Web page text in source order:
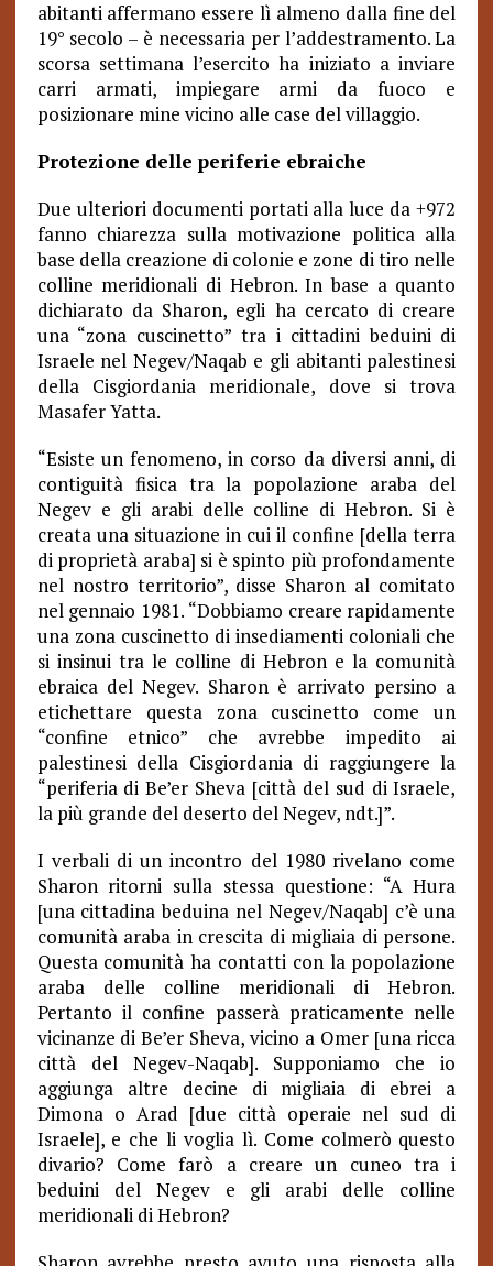
abitanti affermano essere lì almeno dalla fine del
19° secolo – è necessaria per l’addestramento. La
scorsa settimana l’esercito ha iniziato a inviare
carri armati, impiegare armi da fuoco e
posizionare mine vicino alle case del villaggio.
Protezione delle periferie ebraiche
Due ulteriori documenti portati alla luce da +972
fanno chiarezza sulla motivazione politica alla
base della creazione di colonie e zone di tiro nelle
colline meridionali di Hebron. In base a quanto
dichiarato da Sharon, egli ha cercato di creare
una “zona cuscinetto” tra i cittadini beduini di
Israele nel Negev/Naqab e gli abitanti palestinesi
della Cisgiordania meridionale, dove si trova
Masafer Yatta.
“Esiste un fenomeno, in corso da diversi anni, di
contiguità fisica tra la popolazione araba del
Negev e gli arabi delle colline di Hebron. Si è
creata una situazione in cui il confine [della terra
di proprietà araba] si è spinto più profondamente
nel nostro territorio”, disse Sharon al comitato
nel gennaio 1981. “Dobbiamo creare rapidamente
una zona cuscinetto di insediamenti coloniali che
si insinui tra le colline di Hebron e la comunità
ebraica del Negev. Sharon è arrivato persino a
etichettare questa zona cuscinetto come un
“confine etnico” che avrebbe impedito ai
palestinesi della Cisgiordania di raggiungere la
“periferia di Be’er Sheva [città del sud di Israele,
la più grande del deserto del Negev, ndt.]”.
I verbali di un incontro del 1980 rivelano come
Sharon ritorni sulla stessa questione: “A Hura
[una cittadina beduina nel Negev/Naqab] c’è una
comunità araba in crescita di migliaia di persone.
Questa comunità ha contatti con la popolazione
araba delle colline meridionali di Hebron.
Pertanto il confine passerà praticamente nelle
vicinanze di Be’er Sheva, vicino a Omer [una ricca
città del Negev-Naqab]. Supponiamo che io
aggiunga altre decine di migliaia di ebrei a
Dimona o Arad [due città operaie nel sud di
Israele], e che li voglia lì. Come colmerò questo
divario? Come farò a creare un cuneo tra i
beduini del Negev e gli arabi delle colline
meridionali di Hebron?